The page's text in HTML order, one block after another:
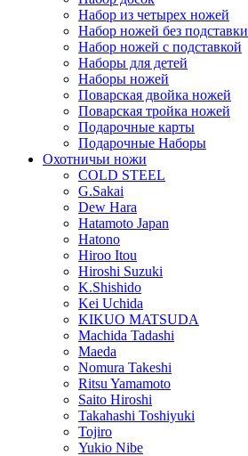
Набор из четырех ножей
Набор ножей без подставки
Набор ножей с подставкой
Наборы для детей
Наборы ножей
Поварская двойка ножей
Поварская тройка ножей
Подарочные карты
Подарочные Наборы
Охотничьи ножи
COLD STEEL
G.Sakai
Dew Hara
Hatamoto Japan
Hatono
Hiroo Itou
Hiroshi Suzuki
K.Shishido
Kei Uchida
KIKUO MATSUDA
Machida Tadashi
Maeda
Nomura Takeshi
Ritsu Yamamoto
Saito Hiroshi
Takahashi Toshiyuki
Tojiro
Yukio Nibe